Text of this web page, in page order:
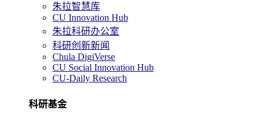
朱拉智慧库
CU Innovation Hub
朱拉科研办公室
科研创新新闻
Chula DigiVerse
CU Social Innovation Hub
CU-Daily Research
科研基金